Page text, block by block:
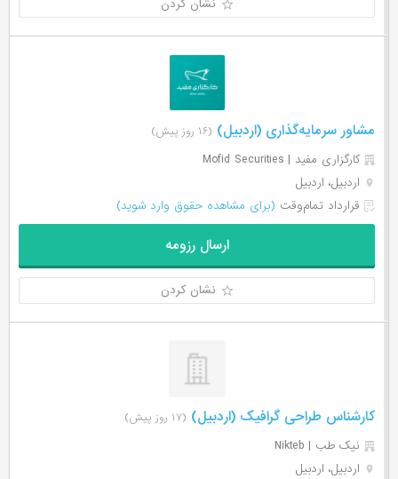
نشان کردن
مشاور سرمایه‌گذاری (اردبیل) (۱۶ روز پیش)
کارگزاری مفید | Mofid Securities
اردبیل، اردبیل
قرارداد تمام‌وقت (برای مشاهده حقوق وارد شوید)
ارسال رزومه
نشان کردن
کارشناس طراحی گرافیک (اردبیل) (۱۷ روز پیش)
نیک طب | Nikteb
اردبیل، اردبیل